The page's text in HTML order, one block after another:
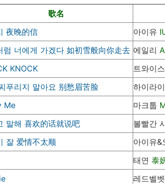
歌名
夜晚的信 아이유
럼 너에게 가겠다 如初雪般向你走去 에일리
KNOCK 트와이스
푸리지 말아요 别愁眉苦脸 하이라
Me 마크툽
말해 喜欢的话就说吧 볼빨간
잘 爱情不太顺 아이유&
태연 泰
레드벨벳